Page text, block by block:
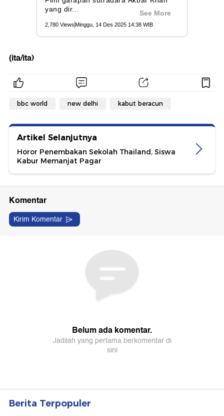
(ita/ita)
bbc world new delhi kabut beracun
Artikel Selanjutnya
Horor Penembakan Sekolah Thailand, Siswa
Kabur Memanjat Pagar
Berita Terpopuler